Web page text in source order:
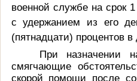
военной службе на срок
с удержанием из его
(пятнадцати) процентов в
При назначении
смягчающие
скорой помощи после